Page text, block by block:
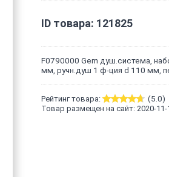
ID товара: 121825
F0790000 Gem душ.система,
мм, ручн.душ 1 ф-ция d 110 мм,
Рейтинг товара:
(5.0)
Товар размещен на сайт: 2020-11-